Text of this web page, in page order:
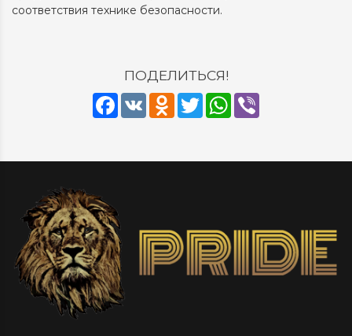
соответствия технике безопасности.
ПОДЕЛИТЬСЯ!
Facebook
VK Odnoklassniki
TwitterWhatsApp